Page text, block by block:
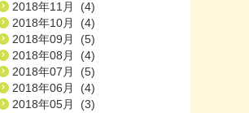
2018年11月 (4)
2018年10月 (4)
2018年09月 (5)
2018年08月 (4)
2018年07月 (5)
2018年06月 (4)
2018年05月 (3)